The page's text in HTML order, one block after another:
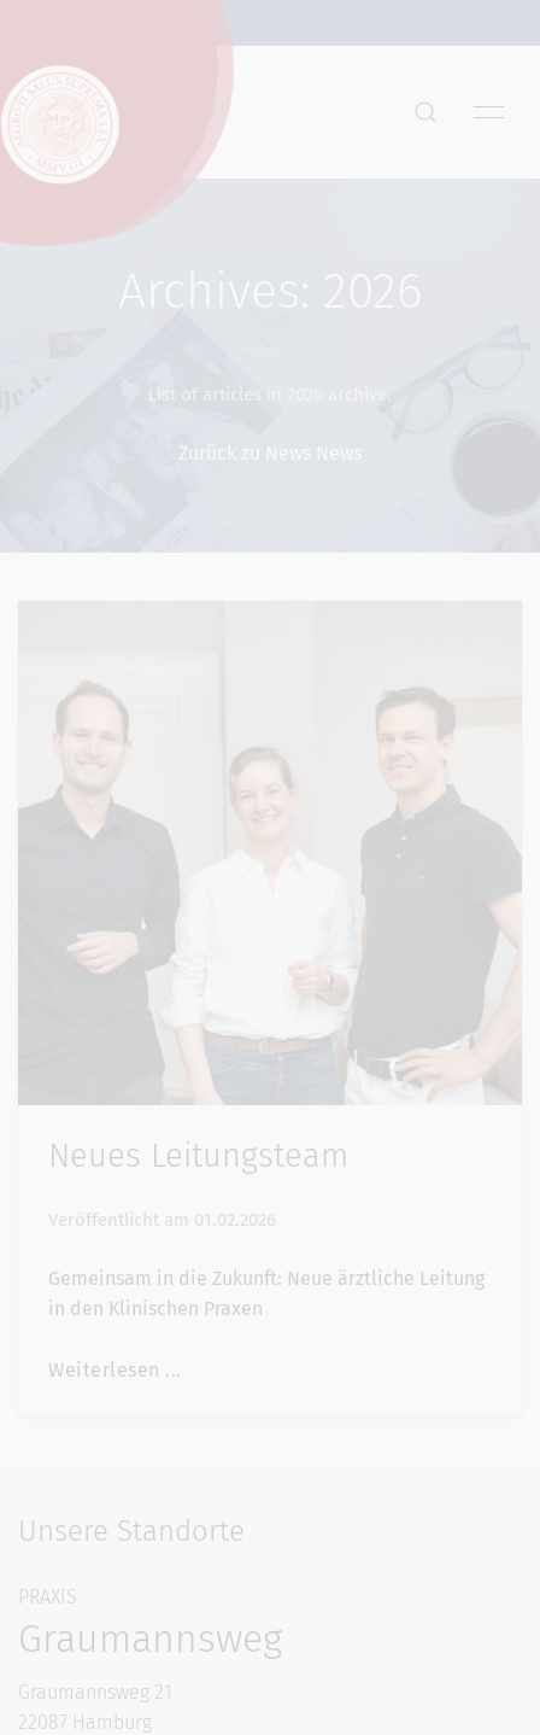
Archives: 2026
List of articles in 2026 archive.
Zurück zu News News
Neues Leitungsteam
Veröffentlicht am 01.02.2026
Gemeinsam in die Zukunft: Neue ärztliche Leitung
in den Klinischen Praxen
Weiterlesen ...
Unsere Standorte
PRAXIS
Graumannsweg
Graumannsweg 21
22087 Hamburg